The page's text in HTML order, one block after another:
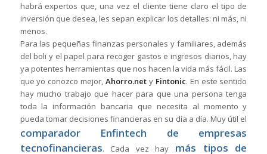
habrá expertos que, una vez el cliente tiene claro el tipo de
inversión que desea, les sepan explicar los detalles: ni más, ni
menos.
Para las pequeñas finanzas personales y familiares, además
del boli y el papel para recoger gastos e ingresos diarios, hay
ya potentes herramientas que nos hacen la vida más fácil. Las
que yo conozco mejor,Ahorro.net y Fintonic. En este sentido
hay mucho trabajo que hacer para que una persona tenga
toda la información bancaria que necesita al momento y
pueda tomar decisiones financieras en su día a día. Muy útil el
comparador Enfintech de empresas
tecnofinancieras. Cada vez hay más tipos de